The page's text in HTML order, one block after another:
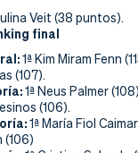
Veit (38 puntos).
final
1ª Kim Miram Fenn
(107).
1ª Neus Palmer
(106).
1ª María Fiol
(106)